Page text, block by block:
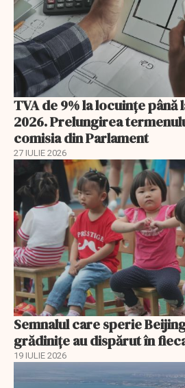
TVA de 9% la locuințe
2026. Prelungirea
comisia din Parlament
27 IULIE 2026
Semnalul care sperie
grădinițe au dispărut în
19 IULIE 2026